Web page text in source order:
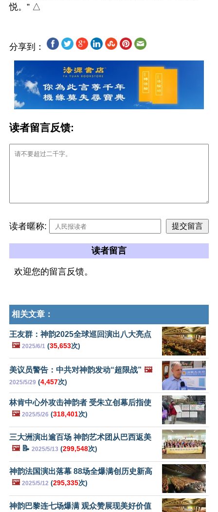
分享到：
读者留言反馈:
读者暱称:
读者留言
欢迎您的留言反馈。
相关文章：
王友群：神韵2025全球巡回演出八大亮点
🖼️ 2025/6/1 (35,653次)
美议员警告：中共对神韵发动“超限战” 🖼️
2025/5/29 (4,457次)
林肯中心外攻击神韵者 受朱立创幕后指使
🖼️ 2025/5/26 (318,401次)
三大洲演出逾百场 神韵艺术团从巴西返美
🖼️📝 2025/5/13 (299,548次)
神韵法国演出落幕 88场全爆满创历史新高
🖼️ 2025/5/12 (295,335次)
神韵巴黎连七场爆满 观众赞展现美好价值